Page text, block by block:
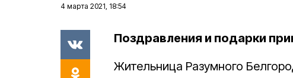
4 марта 2021, 18:54
Поздравления и подарки
Жительница Разумного